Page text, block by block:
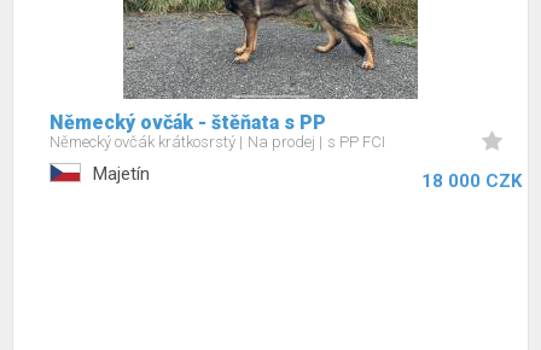
Německý ovčák - štěňata s PP
Německý ovčák krátkosrstý Na prodej s PP FCI
Majetín 18 000 CZK